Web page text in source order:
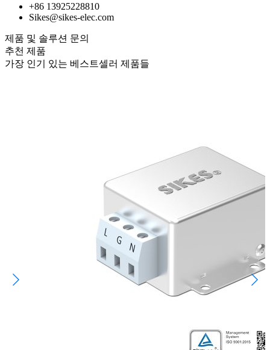
+86 13925228810
Sikes@sikes-elec.com
제품 및 솔루션 문의
추천 제품
가장 인기 있는 베스트셀러 제품들